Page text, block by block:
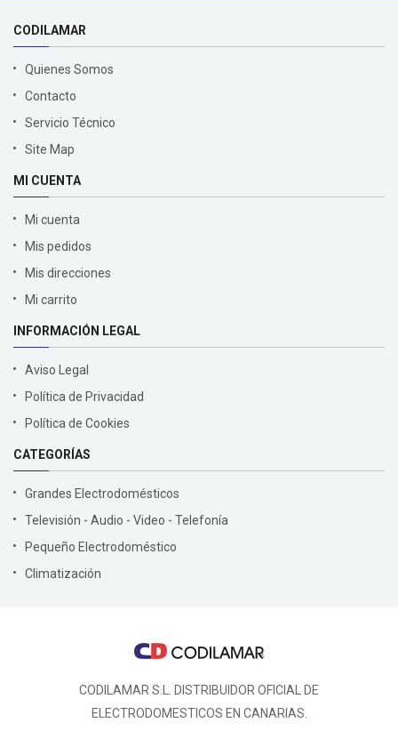
CODILAMAR
Quienes Somos
Contacto
Servicio Técnico
Site Map
MI CUENTA
Mi cuenta
Mis pedidos
Mis direcciones
Mi carrito
INFORMACIÓN LEGAL
Aviso Legal
Política de Privacidad
Política de Cookies
CATEGORÍAS
Grandes Electrodomésticos
Televisión - Audio - Video - Telefonía
Pequeño Electrodoméstico
Climatización
CODILAMAR S.L. DISTRIBUIDOR OFICIAL DE
ELECTRODOMESTICOS EN CANARIAS.